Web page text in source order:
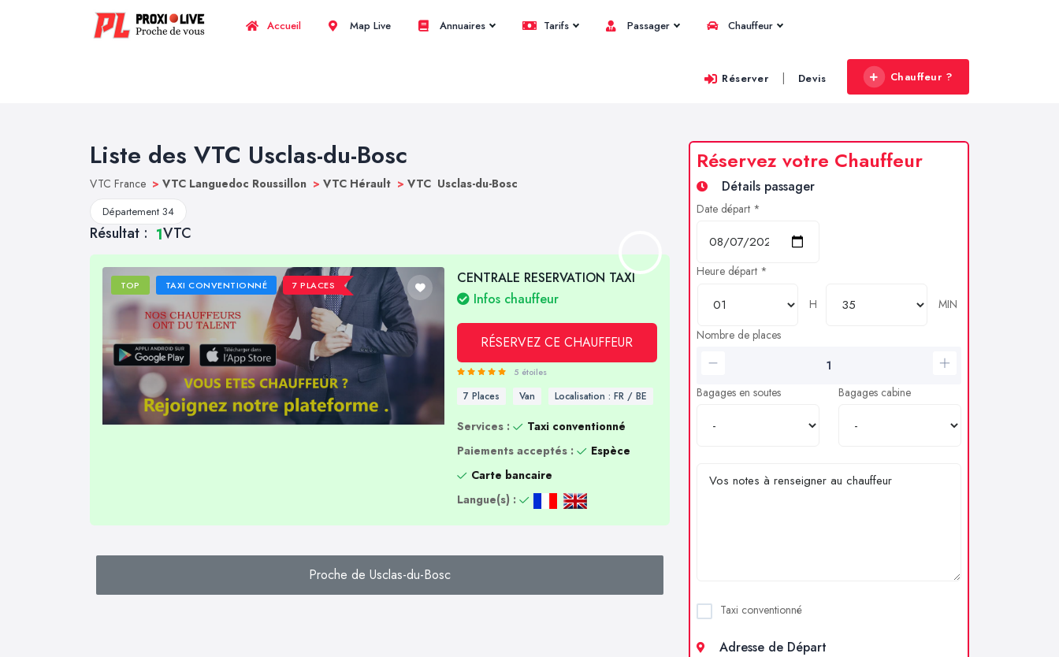
Accueil Map Live Annuaires Tarifs Passager Chauffeur
Réserver | Devis Chauffeur ?
Liste des VTC Usclas-du-Bosc
VTC France > VTC Languedoc Roussillon > VTC Hérault > VTC Usclas-du-Bosc
Département 34
Résultat : 1VTC
TOP TAXI CONVENTIONNÉ 7 PLACES
CENTRALE RESERVATION TAXI
Infos chauffeur
RÉSERVEZ CE CHAUFFEUR
5 étoiles
7 Places Van Localisation : FR / BE
Services :
Taxi conventionné
Paiements acceptés :
Espèce
Carte bancaire
Langue(s) :
Proche de Usclas-du-Bosc
Réservez votre Chauffeur
Détails passager
Date départ *
Heure départ *
H
MIN
Nombre de places
Bagages en soutes Bagages cabine
Taxi conventionné
Adresse de Départ